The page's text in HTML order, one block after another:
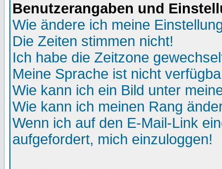
Benutzerangaben und
Wie ändere ich meine
Die Zeiten stimmen nicht!
Ich habe die Zeitzone
Meine Sprache ist nicht
Wie kann ich ein Bild unter
Wie kann ich meinen Rang
Wenn ich auf den E-Mail-Link
aufgefordert, mich einzuloggen!